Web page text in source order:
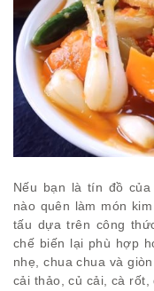
Nếu bạn là tín đồ
nào quên làm món
tấu dựa trên công
chế biến lại phù hợp
nhẹ, chua chua và
cải thảo, củ cải, cà